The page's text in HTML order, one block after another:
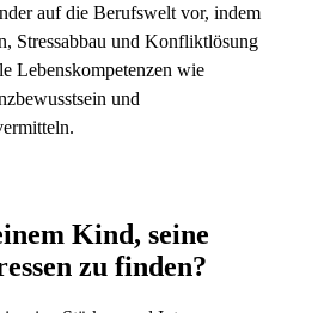
auf die Berufswelt vor, indem
Stressabbau und Konfliktlösung
Lebenskompetenzen wie
und
Kind, seine
zu finden?